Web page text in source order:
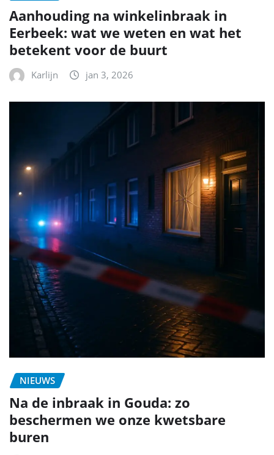
Aanhouding na winkelinbraak in
Eerbeek: wat we weten en wat het
betekent voor de buurt
Karlijn jan 3, 2026
NIEUWS
Na de inbraak in Gouda: zo
beschermen we onze kwetsbare
buren